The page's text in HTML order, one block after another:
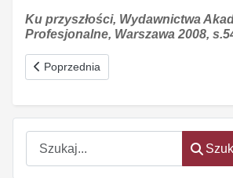
Szukaj
Ku przyszłości, Wydawnictwa
Profesjonalne, Warszawa 2008,
Poprzednia strona: Klasycy psychologii
Poprzednia